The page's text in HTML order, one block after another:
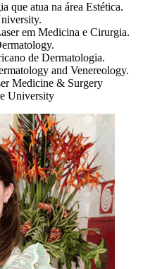
que atua na área Estética.
em Medicina e Cirurgia.
de Dermatologia.
and Venereology.
Medicine & Surgery
University